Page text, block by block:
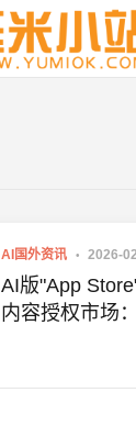
AI国外资讯 2026-
AI版"App
内容授权市场